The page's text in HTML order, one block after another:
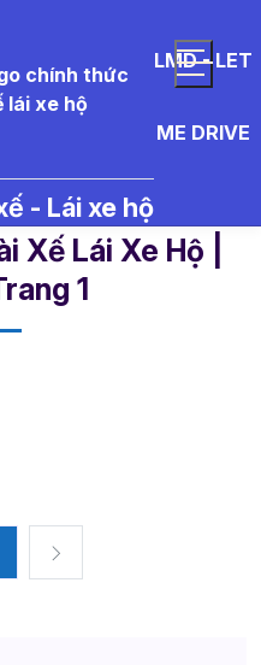
LMD - LET
ME DRIVE
- Lái xe hộ
Xế Lái Xe Hộ |
1​